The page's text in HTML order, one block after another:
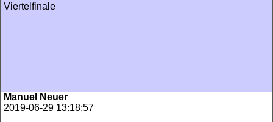
Viertelfinale
Manuel Neuer
2019-06-29 13:18:57